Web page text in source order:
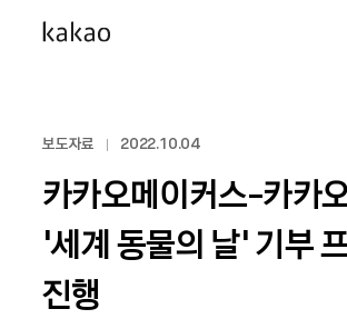
보도자료 2022.10.04
카카오메이커스-카카
‘세계 동물의 날’ 기부
진행